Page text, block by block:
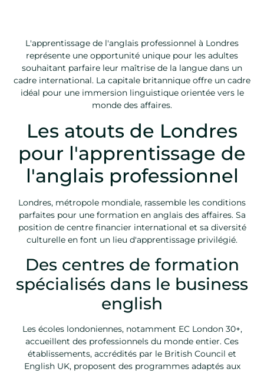
L'apprentissage de l'anglais professionnel à Londres
représente une opportunité unique pour les adultes
souhaitant parfaire leur maîtrise de la langue dans un
cadre international. La capitale britannique offre un cadre
idéal pour une immersion linguistique orientée vers le
monde des affaires.
Les atouts de Londres
pour l'apprentissage de
l'anglais professionnel
Londres, métropole mondiale, rassemble les conditions
parfaites pour une formation en anglais des affaires. Sa
position de centre financier international et sa diversité
culturelle en font un lieu d'apprentissage privilégié.
Des centres de formation
spécialisés dans le business
english
Les écoles londoniennes, notamment EC London 30+,
accueillent des professionnels du monde entier. Ces
établissements, accrédités par le British Council et
English UK, proposent des programmes adaptés aux